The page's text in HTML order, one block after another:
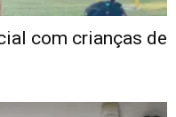
com crianças de